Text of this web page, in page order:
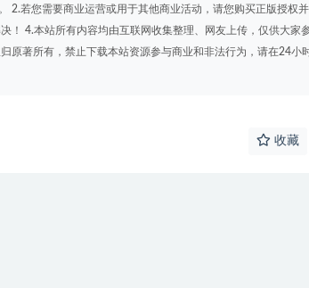
2.若您需要商业运营或用于其他商业活动，请您购买正版授权
！ 4.本站所有内容均由互联网收集整理、网友上传，仅供大家
原著所有，禁止下载本站资源参与商业和非法行为，请在24小
收藏